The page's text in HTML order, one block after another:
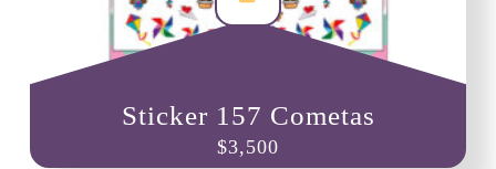
Sticker 157 Cometas
$3,500